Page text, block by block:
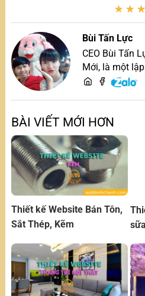
★ ★ ★
★ ★ ★
Bùi Tấn Lực
CEO Bùi Tấn
Mới, là một
content,
BÀI VIẾT MỚI HƠN
Thiết kế Website Bán Tôn,
Sắt Thép, Kẽm